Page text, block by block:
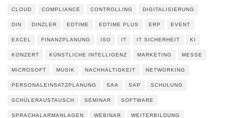
CLOUD COMPLIANCE CONTROLLING DIGITALISIERUNG
DIN DINZLER EDTIME EDTIME PLUS ERP EVENT
EXCEL FINANZPLANUNG ISO IT IT SICHERHEIT KI
KONZERT KÜNSTLICHE INTELLIGENZ MARKETING MESSE
MICROSOFT MUSIK NACHHALTIGKEIT NETWORKING
PERSONALEINSATZPLANUNG SAA SAP SCHULUNG
SCHÜLERAUSTAUSCH SEMINAR SOFTWARE
SPRACHALARMANLAGEN WEBINAR WEITERBILDUNG